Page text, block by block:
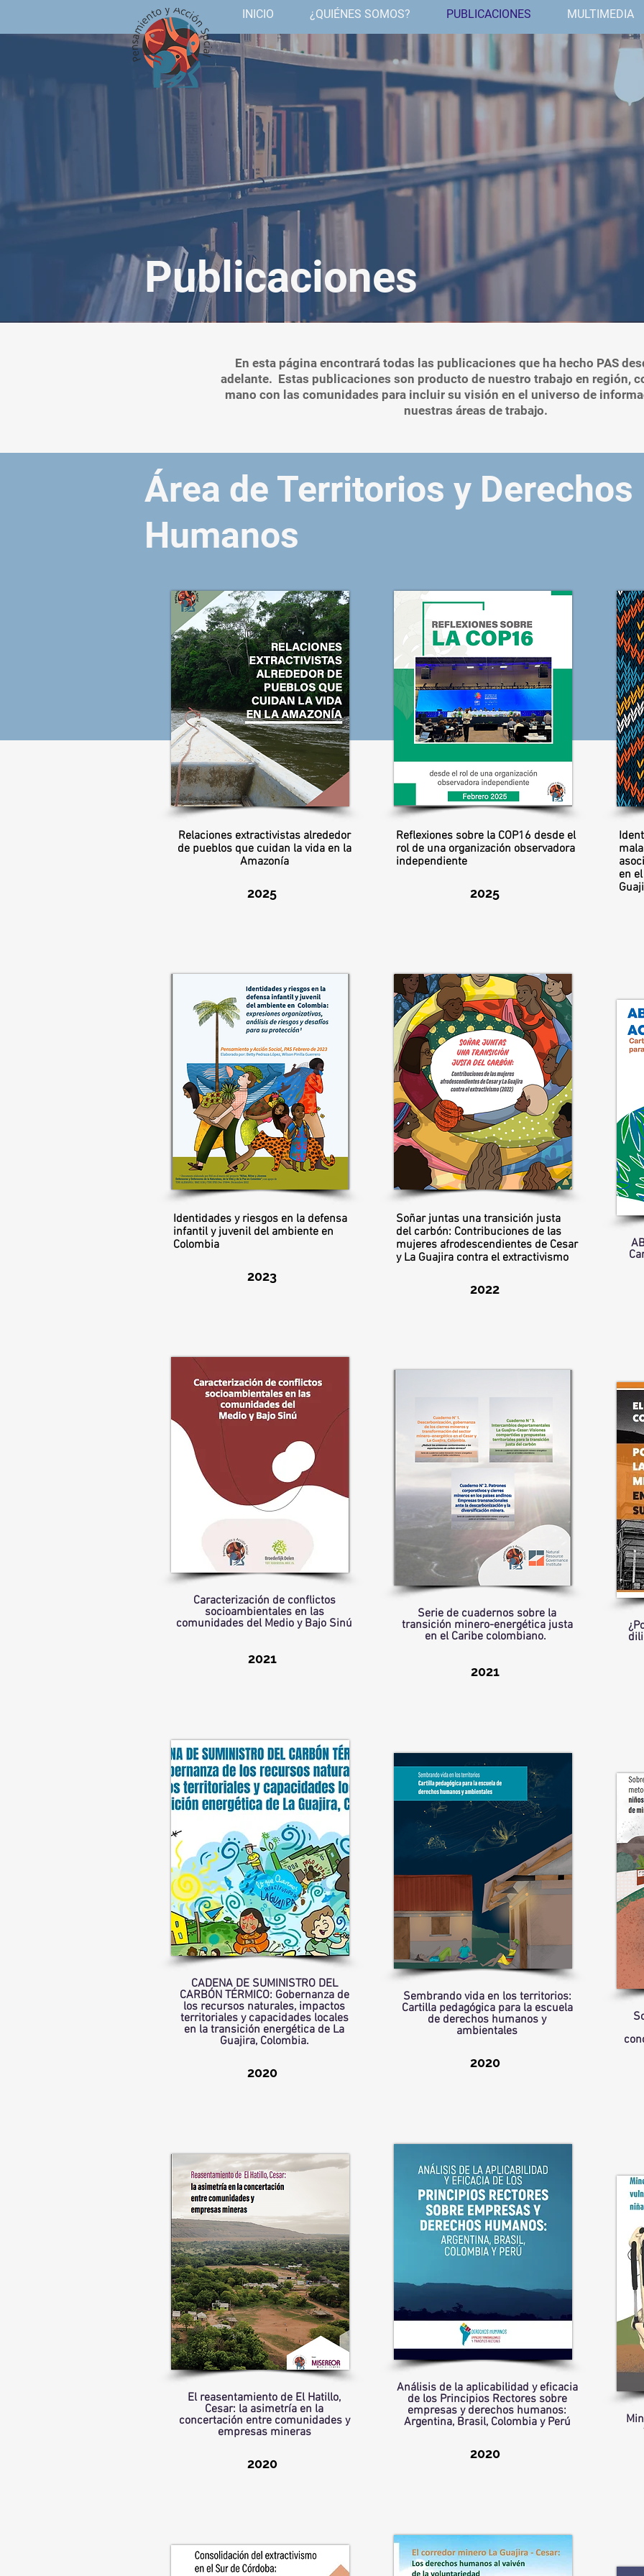
INICIO ¿QUIÉNES SOMOS? PUBLICACIONES MULTIMEDIA
Publicaciones
En esta página encontrará todas las publicaciones que ha hecho PAS
adelante. Estas publicaciones son producto de nuestro trabajo en región,
mano con las comunidades para incluir su visión en el universo de
nuestras áreas de trabajo.
Área de Territorios y Derechos
Humanos
Relaciones extractivistas alrededor
de pueblos que cuidan la vida en la
Amazonía
2025
Identidades y riesgos en la defensa
infantil y juvenil del ambiente en
Colombia
2023
Caracterización de conflictos
socioambientales en las
comunidades del Medio y Bajo Sinú
2021
CADENA DE SUMINISTRO DEL
CARBÓN TÉRMICO: Gobernanza de
los recursos naturales, impactos
territoriales y capacidades locales
en la transición energética de La
Guajira, Colombia.
2020
El reasentamiento de El Hatillo,
Cesar: la asimetría en la
concertación entre comunidades y
empresas mineras
2020
Reflexiones sobre la COP16 desde el
rol de una organización observadora
independiente
2025
Soñar juntas una transición justa
del carbón: Contribuciones de las
mujeres afrodescendientes de Cesar
y La Guajira contra el extractivismo
2022
Serie de cuadernos sobre la
transición minero-energética justa
en el Caribe colombiano.
2021
Sembrando vida en los territorios:
Cartilla pedagógica para la escuela
de derechos humanos y
ambientales
2020
Análisis de la aplicabilidad y eficacia
de los Principios Rectores sobre
empresas y derechos humanos:
Argentina, Brasil, Colombia y Perú
2020
en